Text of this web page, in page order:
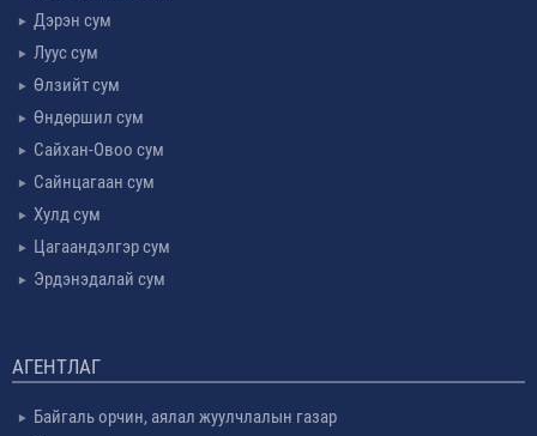
Дэрэн сум
Луус сум
Өлзийт сум
Өндөршил сум
Сайхан-Овоо сум
Сайнцагаан сум
Хулд сум
Цагаандэлгэр сум
Эрдэнэдалай сум
АГЕНТЛАГ
Байгаль орчин, аялал жуулчлалын газар